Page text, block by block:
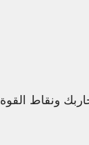
ونقاط القوة